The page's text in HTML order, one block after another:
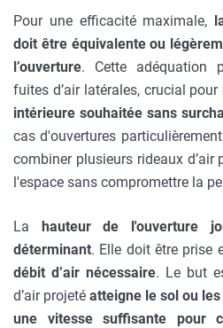
Pour une efficacité maximale,
doit être équivalente ou
l’ouverture. Cette adéquation
fuites d’air latérales, crucial pour
intérieure souhaitée sans
cas d'ouvertures
combiner plusieurs rideaux d’air
l'espace sans compromettre la
La hauteur de l'ouverture
déterminant. Elle doit être prise
débit d’air nécessaire. Le but
d’air projeté atteigne le sol ou
une vitesse suffisante pour